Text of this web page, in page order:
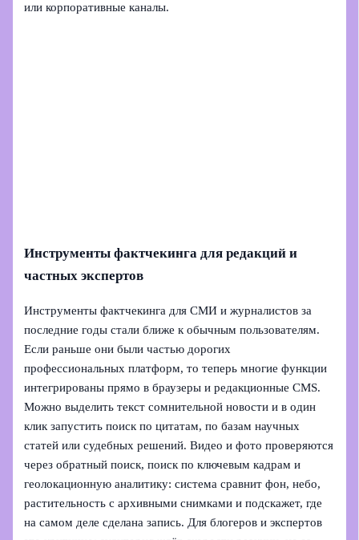
или корпоративные каналы.
Инструменты фактчекинга для редакций и
частных экспертов
Инструменты фактчекинга для СМИ и журналистов за
последние годы стали ближе к обычным пользователям.
Если раньше они были частью дорогих
профессиональных платформ, то теперь многие функции
интегрированы прямо в браузеры и редакционные CMS.
Можно выделить текст сомнительной новости и в один
клик запустить поиск по цитатам, по базам научных
статей или судебных решений. Видео и фото проверяются
через обратный поиск, поиск по ключевым кадрам и
геолокационную аналитику: система сравнит фон, небо,
растительность с архивными снимками и подскажет, где
на самом деле сделана запись. Для блогеров и экспертов